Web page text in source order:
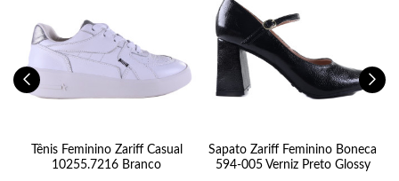
Tênis Feminino Zariff Casual
10255.7216 Branco
Sapato Zariff Feminino Boneca
594-005 Verniz Preto Glossy